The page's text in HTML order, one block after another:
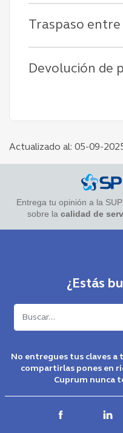
Traspaso entre
Devolución de
Actualizado al: 05-09-
Entrega tu opinión a la
sobre la calidad de
¿Estás
No entregues tus claves a
compartirlas pones en
Cuprum nunca